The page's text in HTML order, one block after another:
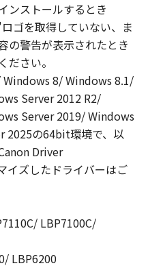
、もしくは実行する
します。）するため
対して許諾します。
にネットワークを
ーター上で、かかる
対して「本ソフトウ
できますが、かかる
本契約書上の義務お
もに、その履行に関
とします。
づいて「本ソフトウ
ックアップとして、
複製することがで
場合を除き、キヤ
ンサーのいかなる
ンストールするとき
ゴを取得していない、ま
の警告が表示されたとき
ださい。
8/ Windows 8.1/
Server 2012 R2/
Server 2019/ Windows
2025の64bit環境で、以
Driver
ズしたドライバーはご
LBP7100C/
LBP6200